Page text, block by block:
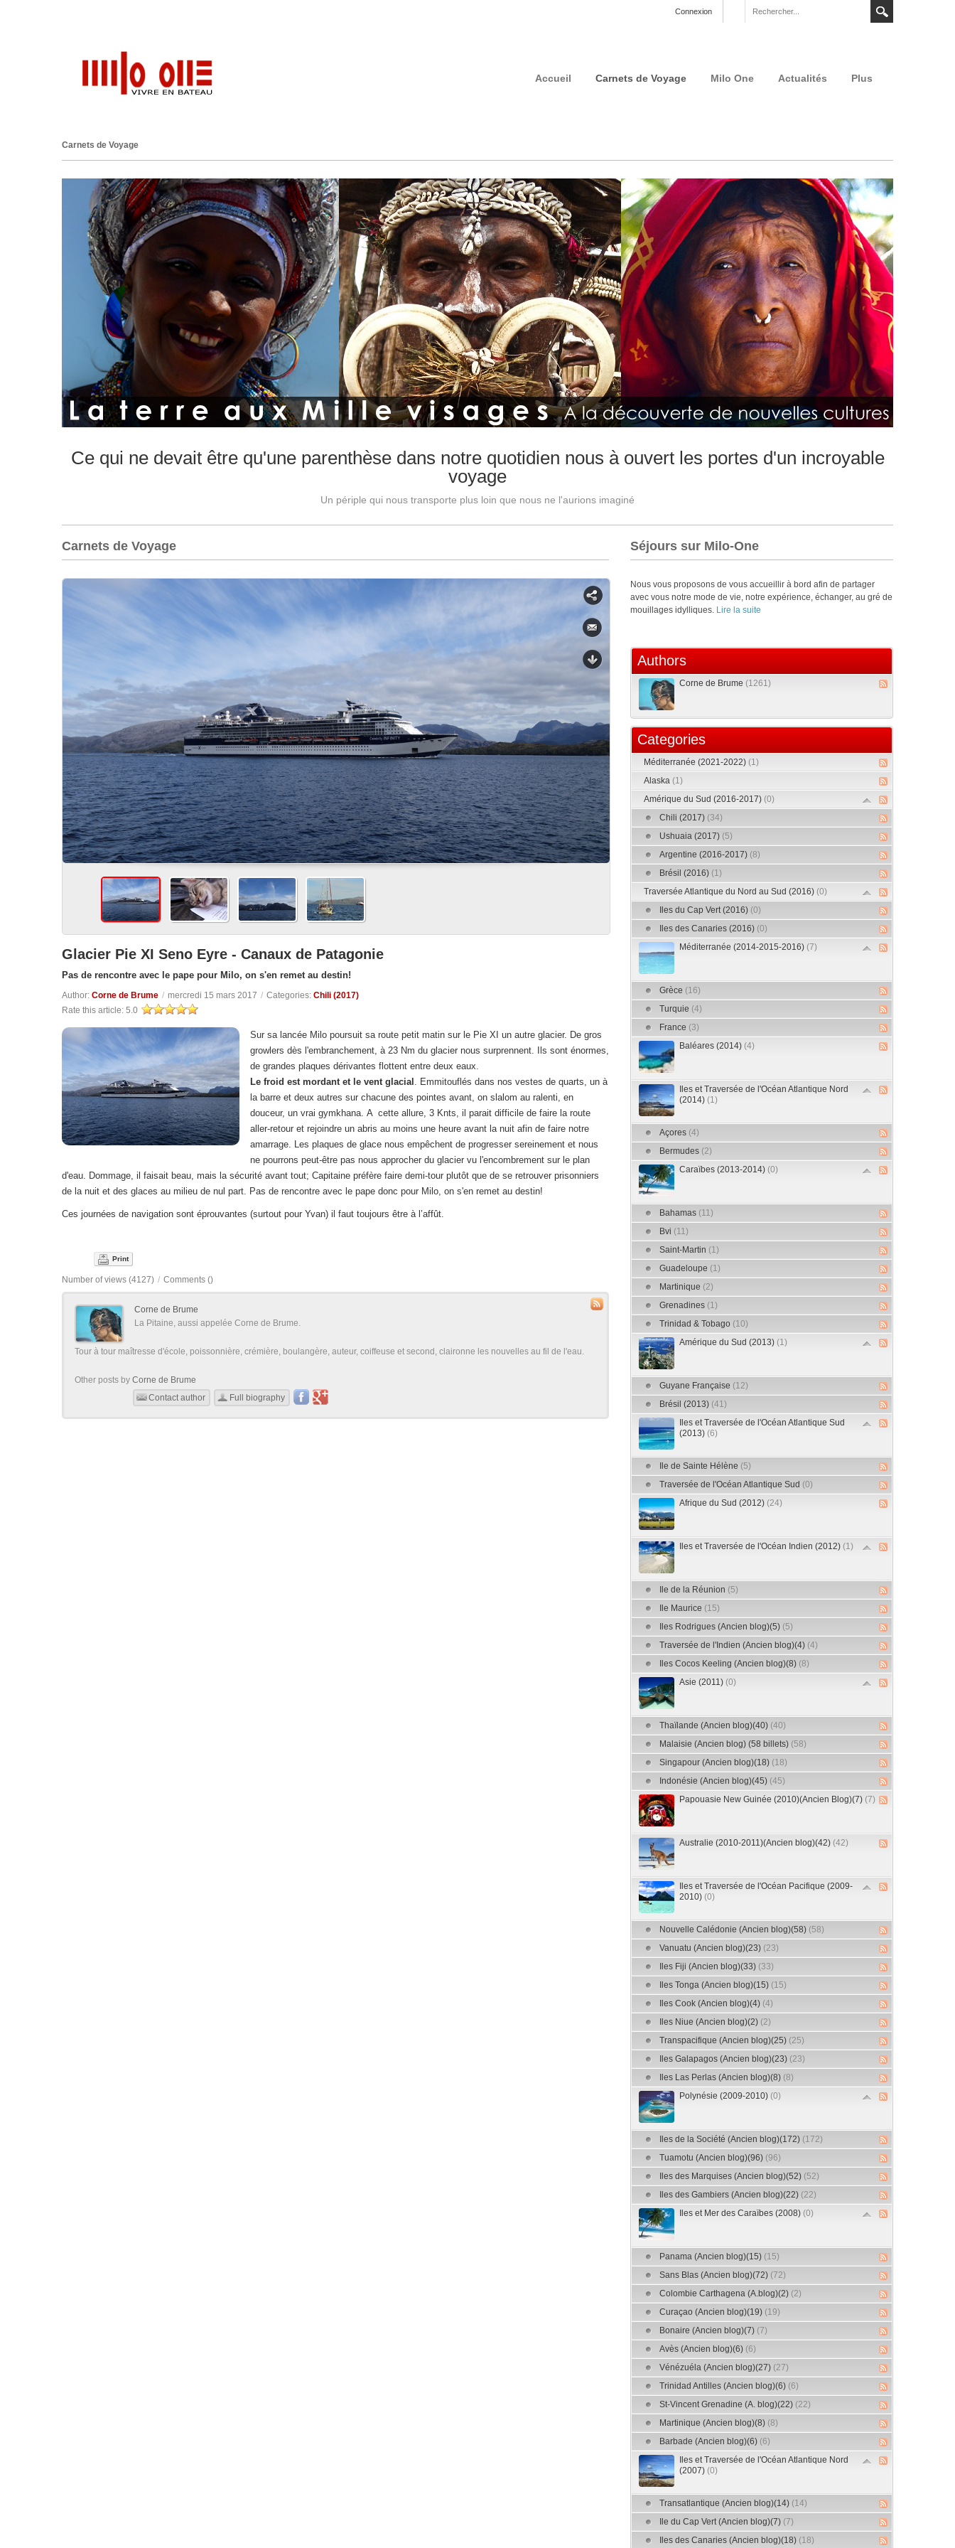
Connexion
Accueil Carnets de Voyage Milo One Actualités Plus
Carnets de Voyage
Ce qui ne devait être qu'une parenthèse dans notre quotidien nous à ouvert les portes d'un incroyable
voyage
Un périple qui nous transporte plus loin que nous ne l'aurions imaginé
Carnets de Voyage
Glacier Pie XI Seno Eyre - Canaux de Patagonie
Pas de rencontre avec le pape pour Milo, on s'en remet au destin!
Author: Corne de Brume / mercredi 15 mars 2017 / Categories: Chili (2017)
Rate this article: 5.0
Sur sa lancée Milo poursuit sa route petit matin sur le Pie XI un autre glacier. De gros
growlers dès l'embranchement, à 23 Nm du glacier nous surprennent. Ils sont énormes,
de grandes plaques dérivantes flottent entre deux eaux.
Le froid est mordant et le vent glacial . Emmitouflés dans nos vestes de quarts, un à
la barre et deux autres sur chacune des pointes avant, on slalom au ralenti, en
douceur, un vrai gymkhana. A cette allure, 3 Knts, il parait difficile de faire la route
aller-retour et rejoindre un abris au moins une heure avant la nuit afin de faire notre
amarrage. Les plaques de glace nous empêchent de progresser sereinement et nous
ne pourrons peut-être pas nous approcher du glacier vu l'encombrement sur le plan
d'eau. Dommage, il faisait beau, mais la sécurité avant tout; Capitaine préfère faire demi-tour plutôt que de se retrouver prisonniers
de la nuit et des glaces au milieu de nul part. Pas de rencontre avec le pape donc pour Milo, on s'en remet au destin!
Ces journées de navigation sont éprouvantes (surtout pour Yvan) il faut toujours être à l’affût.
Print
Number of views (4127) / Comments ()
Corne de Brume
La Pitaine, aussi appelée Corne de Brume.
Tour à tour maîtresse d'école, poissonnière, crémière, boulangère, auteur, coiffeuse et second, claironne les nouvelles au fil de l'eau.
Other posts by Corne de Brume
Contact author
Full biography
Séjours sur Milo-One
Nous vous proposons de vous accueillir à bord afin de partager
avec vous notre mode de vie, notre expérience, échanger, au gré de
mouillages idylliques. Lire la suite
Authors
Corne de Brume (1261)
Categories
Méditerranée (2021-2022) (1)
Alaska (1)
Amérique du Sud (2016-2017) (0)
Chili (2017) (34)
Ushuaia (2017) (5)
Argentine (2016-2017) (8)
Brésil (2016) (1)
Traversée Atlantique du Nord au Sud (2016) (0)
Iles du Cap Vert (2016) (0)
Iles des Canaries (2016) (0)
Méditerranée (2014-2015-2016) (7)
Grèce (16)
Turquie (4)
France (3)
Baléares (2014) (4)
Iles et Traversée de l'Océan Atlantique Nord
(2014) (1)
Açores (4)
Bermudes (2)
Caraïbes (2013-2014) (0)
Bahamas (11)
Bvi (11)
Saint-Martin (1)
Guadeloupe (1)
Martinique (2)
Grenadines (1)
Trinidad & Tobago (10)
Amérique du Sud (2013) (1)
Guyane Française (12)
Brésil (2013) (41)
Iles et Traversée de l'Océan Atlantique Sud
(2013) (6)
Ile de Sainte Hélène (5)
Traversée de l'Océan Atlantique Sud (0)
Afrique du Sud (2012) (24)
Iles et Traversée de l'Océan Indien (2012) (1)
Ile de la Réunion (5)
Ile Maurice (15)
Iles Rodrigues (Ancien blog)(5) (5)
Traversée de l'Indien (Ancien blog)(4) (4)
Iles Cocos Keeling (Ancien blog)(8) (8)
Asie (2011) (0)
Thaïlande (Ancien blog)(40) (40)
Malaisie (Ancien blog) (58 billets) (58)
Singapour (Ancien blog)(18) (18)
Indonésie (Ancien blog)(45) (45)
Papouasie New Guinée (2010)(Ancien Blog)(7) (7)
Australie (2010-2011)(Ancien blog)(42) (42)
Iles et Traversée de l'Océan Pacifique (2009-
2010) (0)
Nouvelle Calédonie (Ancien blog)(58) (58)
Vanuatu (Ancien blog)(23) (23)
Iles Fiji (Ancien blog)(33) (33)
Iles Tonga (Ancien blog)(15) (15)
Iles Cook (Ancien blog)(4) (4)
Iles Niue (Ancien blog)(2) (2)
Transpacifique (Ancien blog)(25) (25)
Iles Galapagos (Ancien blog)(23) (23)
Iles Las Perlas (Ancien blog)(8) (8)
Polynésie (2009-2010) (0)
Iles de la Société (Ancien blog)(172) (172)
Tuamotu (Ancien blog)(96) (96)
Iles des Marquises (Ancien blog)(52) (52)
Iles des Gambiers (Ancien blog)(22) (22)
Iles et Mer des Caraïbes (2008) (0)
Panama (Ancien blog)(15) (15)
Sans Blas (Ancien blog)(72) (72)
Colombie Carthagena (A.blog)(2) (2)
Curaçao (Ancien blog)(19) (19)
Bonaire (Ancien blog)(7) (7)
Avès (Ancien blog)(6) (6)
Vénézuéla (Ancien blog)(27) (27)
Trinidad Antilles (Ancien blog)(6) (6)
St-Vincent Grenadine (A. blog)(22) (22)
Martinique (Ancien blog)(8) (8)
Barbade (Ancien blog)(6) (6)
Iles et Traversée de l'Océan Atlantique Nord
(2007) (0)
Transatlantique (Ancien blog)(14) (14)
Ile du Cap Vert (Ancien blog)(7) (7)
Iles des Canaries (Ancien blog)(18) (18)